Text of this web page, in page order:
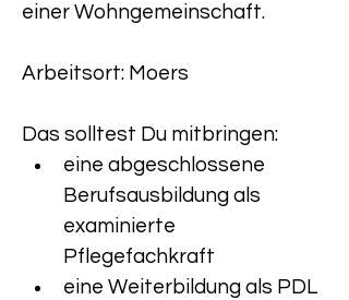
einer Wohngemeinschaft.
Arbeitsort: Moers
Das solltest Du mitbringen:
eine abgeschlossene
Berufsausbildung als
examinierte
Pflegefachkraft
eine Weiterbildung als PDL